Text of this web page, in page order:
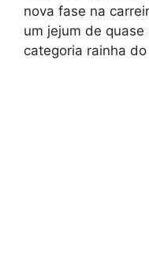
nova fase na
um jejum de
categoria rainha